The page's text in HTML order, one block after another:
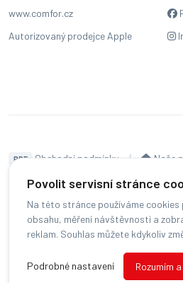
Povolit servisní stránce
Na této stránce používáme cookies
obsahu, měření návštěvnosti a
reklam. Souhlas můžete kdykoliv
Podrobné nastavení Rozumím
www.comfor.cz
Autorizovaný prodejce Apple
PDF Obchodní podmínky
Naše
Čeština
Všechna práva
Změnit preference cookies